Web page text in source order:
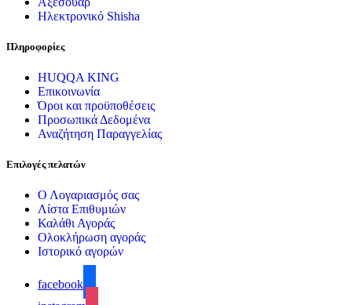
Ηλεκτρονικό Shisha
Πληροφορίες
HUQQA KING
Επικοινωνία
Όροι και προϋποθέσεις
Προσωπικά Δεδομένα
Αναζήτηση Παραγγελίας
Επιλογές πελατών
Ο Λογαριασμός σας
Λίστα Επιθυμιών
Καλάθι Αγοράς
Ολοκλήρωση αγοράς
Ιστορικό αγορών
facebook